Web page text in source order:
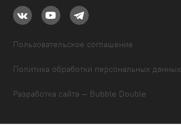
Пользовательское соглашение
Политика обработки персональных данных
Разработка сайта — Bubble Double